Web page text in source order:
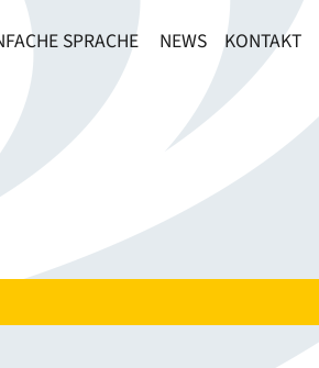
SPRACHE NEWS KONTAKT